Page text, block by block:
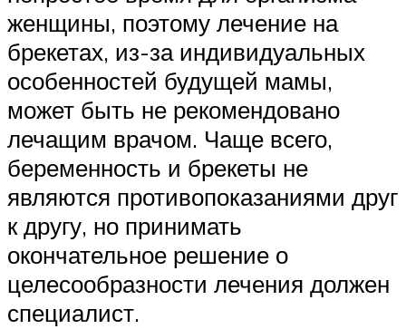
женщины, поэтому лечение на
брекетах, из-за индивидуальных
особенностей будущей мамы,
может быть не рекомендовано
лечащим врачом. Чаще всего,
беременность и брекеты не
являются противопоказаниями друг
к другу, но принимать
окончательное решение о
целесообразности лечения должен
специалист.